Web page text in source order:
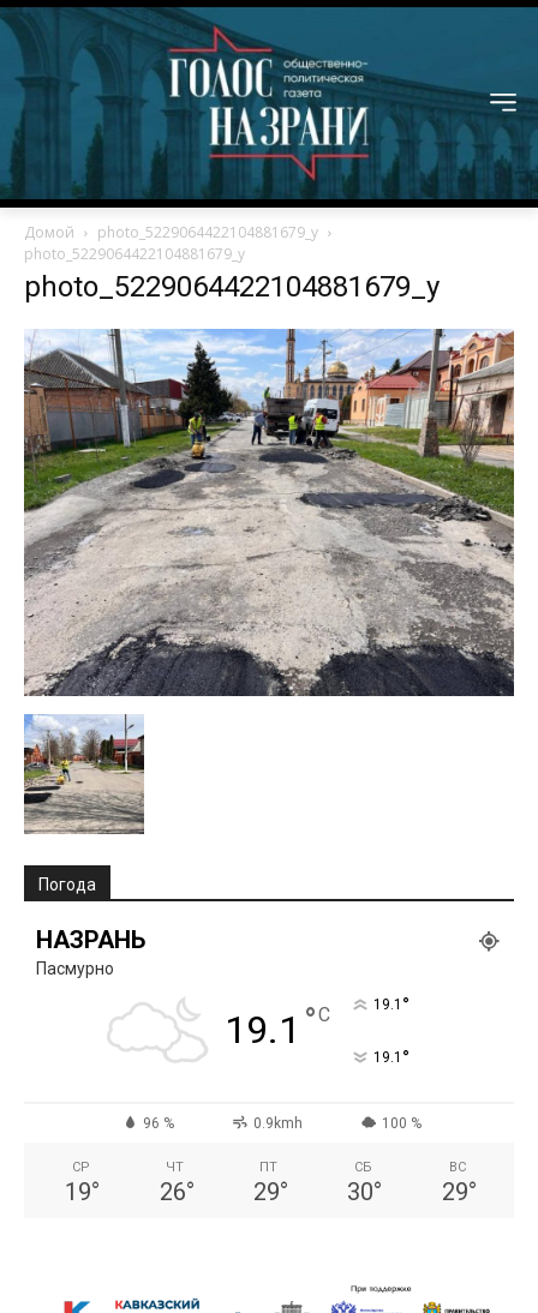
Домой
photo_5229064422104881679_y
photo_5229064422104881679_y
photo_5229064422104881679_y
Погода
НАЗРАНЬ
Пасмурно
19.1 °C 19.1 °
19.1 °
96 % 0.9kmh 100 %
СР
19°
ЧТ
26°
ПТ
29°
СБ
30°
ВС
29°